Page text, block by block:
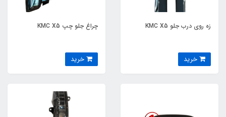
زه روی درب جلو KMC X5 چراغ جلو چپ KMC X5